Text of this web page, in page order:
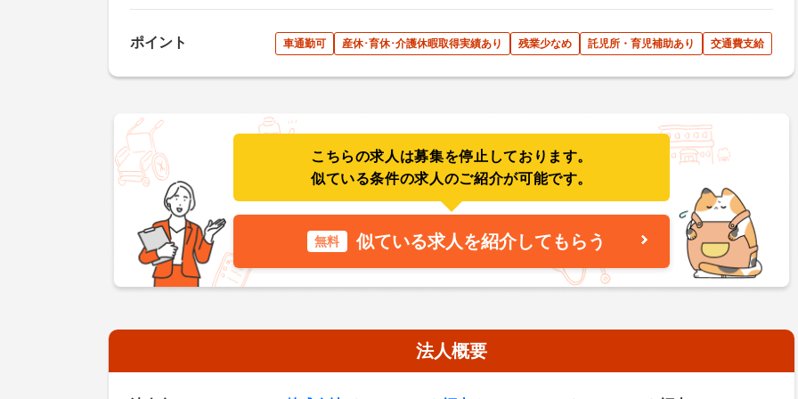
ポイント 車通勤可 産休･育休･介護休暇取得実績あり 残業少なめ 託児所・育児補助あり 交通費支給
こちらの求人は募集を停止しております。
似ている条件の求人のご紹介が可能です。
無料 似ている求人を紹介してもらう
法人概要